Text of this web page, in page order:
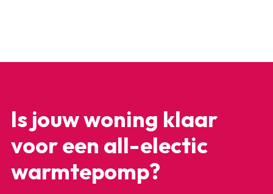
Is jouw woning klaar
voor een all-electic
warmtepomp?